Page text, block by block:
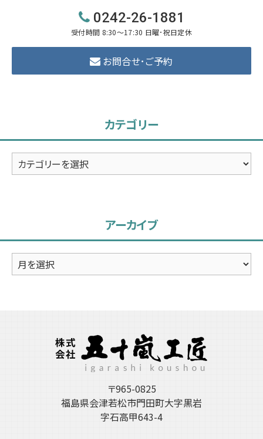
0242-26-1881
受付時間 8:30～17:30 日曜･祝日定休
お問合せ･ご予約
カテゴリー
カ
テ
アーカイブ
ア
ー
〒965-0825
福島県会津若松市門田町大字黒岩
字石高甲643-4